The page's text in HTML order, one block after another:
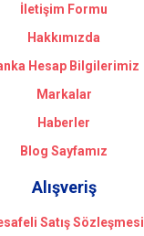
İletişim Formu
Hakkımızda
Hesap Bilgilerimiz
Markalar
Haberler
Blog Sayfamız
Alışveriş
Satış Sözleşmesi